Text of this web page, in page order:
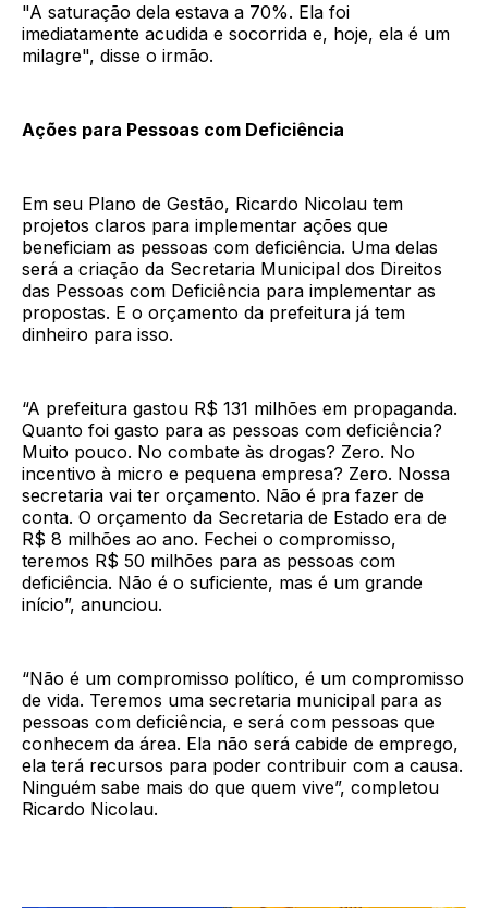
"A saturação dela estava a 70%. Ela foi
imediatamente acudida e socorrida e, hoje, ela é um
milagre", disse o irmão.
Ações para Pessoas com Deficiência
Em seu Plano de Gestão, Ricardo Nicolau tem
projetos claros para implementar ações que
beneficiam as pessoas com deficiência. Uma delas
será a criação da Secretaria Municipal dos Direitos
das Pessoas com Deficiência para implementar as
propostas. E o orçamento da prefeitura já tem
dinheiro para isso.
“A prefeitura gastou R$ 131 milhões em propaganda.
Quanto foi gasto para as pessoas com deficiência?
Muito pouco. No combate às drogas? Zero. No
incentivo à micro e pequena empresa? Zero. Nossa
secretaria vai ter orçamento. Não é pra fazer de
conta. O orçamento da Secretaria de Estado era de
R$ 8 milhões ao ano. Fechei o compromisso,
teremos R$ 50 milhões para as pessoas com
deficiência. Não é o suficiente, mas é um grande
início”, anunciou.
“Não é um compromisso político, é um compromisso
de vida. Teremos uma secretaria municipal para as
pessoas com deficiência, e será com pessoas que
conhecem da área. Ela não será cabide de emprego,
ela terá recursos para poder contribuir com a causa.
Ninguém sabe mais do que quem vive”, completou
Ricardo Nicolau.